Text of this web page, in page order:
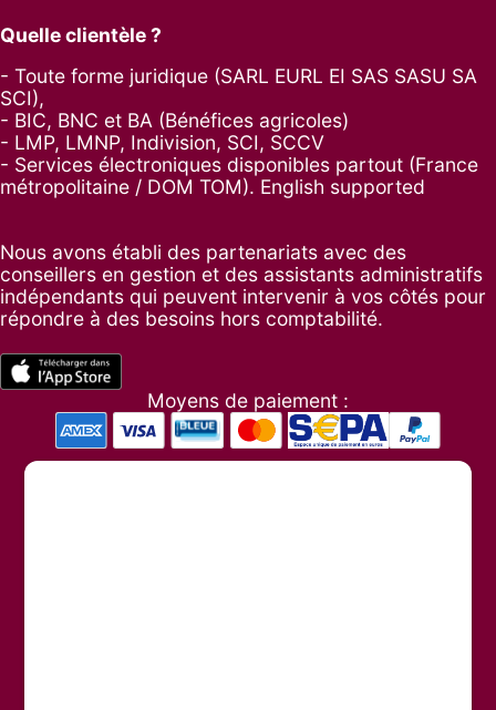
Quelle clientèle ?
- Toute forme juridique (SARL EURL EI SAS SASU SA
SCI),
- BIC, BNC et BA (Bénéfices agricoles)
- LMP, LMNP, Indivision, SCI, SCCV
- Services électroniques disponibles partout (France
métropolitaine / DOM TOM). English supported
Nous avons établi des partenariats avec des
conseillers en gestion et des assistants administratifs
indépendants qui peuvent intervenir à vos côtés pour
répondre à des besoins hors comptabilité.
Moyens de paiement :